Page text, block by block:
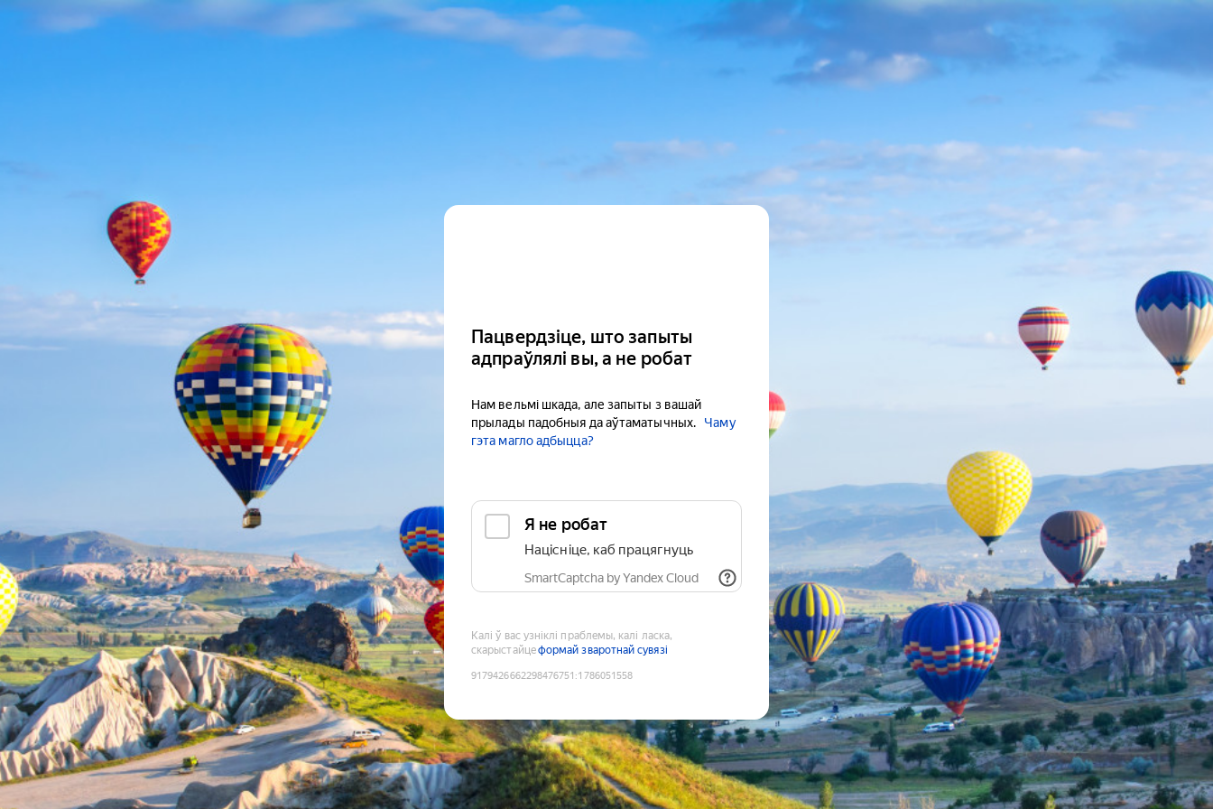
Пацвердзіце, што запыты
адпраўлялі вы, а не робат
Нам вельмі шкада, але запыты з вашай
прылады падобныя да аўтаматычных.
Чаму
гэта магло адбыцца?
Я не робат
Націсніце, каб працягнуць
SmartCaptcha by Yandex Cloud
Калі ў вас узніклі праблемы, калі ласка,
скарыстайцеформай зваротнай сувязі
9179426662298476751 :1786051558